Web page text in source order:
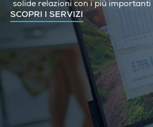
solide relazioni con i più
SCOPRI I SERVIZI